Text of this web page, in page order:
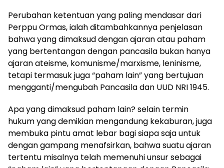
Perubahan ketentuan yang paling mendasar dari
Perppu Ormas, ialah ditambahkannya penjelasan
bahwa yang dimaksud dengan ajaran atau paham
yang bertentangan dengan pancasila bukan hanya
ajaran ateisme, komunisme/marxisme, leninisme,
tetapi termasuk juga “paham lain” yang bertujuan
mengganti/mengubah Pancasila dan UUD NRI 1945.
Apa yang dimaksud paham lain? selain termin
hukum yang demikian mengandung kekaburan, juga
membuka pintu amat lebar bagi siapa saja untuk
dengan gampang menafsirkan, bahwa suatu ajaran
tertentu misalnya telah memenuhi unsur sebagai